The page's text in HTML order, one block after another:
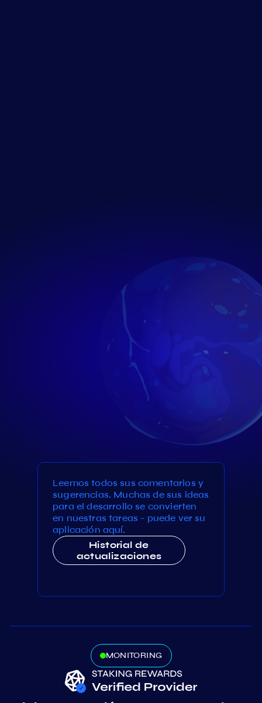
Leemos todos sus comentarios y
sugerencias. Muchas de sus ideas
para el desarrollo se convierten
en nuestras tareas - puede ver su
aplicación aquí.
Historial de
actualizaciones
MONITORING